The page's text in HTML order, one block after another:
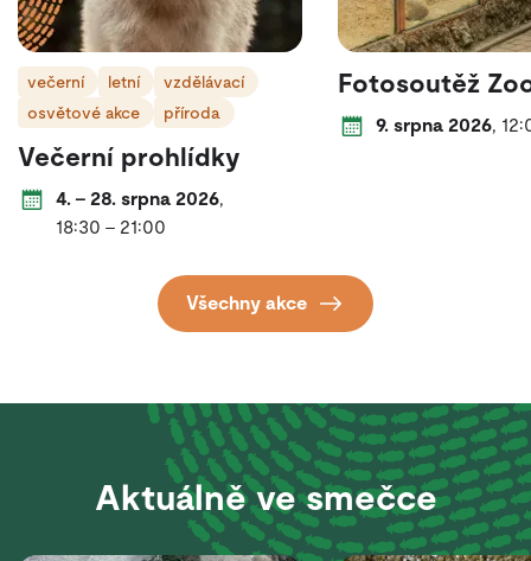
večerní letní
vzdělávací
osvětové akce
příroda
Večerní prohlídky
Datum a čas konání:
od
4.do
– 28. srpna 2026,
od
18:30 do
– 21:00
Fotosoutěž
Datum a čas
9. srpna 2026, od
Všechny akce
Aktuálně ve smečce